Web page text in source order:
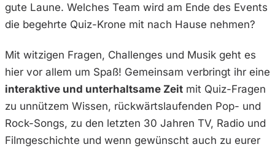
gute Laune. Welches Team wird am Ende des Events
die begehrte Quiz-Krone mit nach Hause nehmen?
Mit witzigen Fragen, Challenges und Musik geht es
hier vor allem um Spaß! Gemeinsam verbringt ihr eine
interaktive und unterhaltsame Zeit mit Quiz-Fragen
zu unnützem Wissen, rückwärtslaufenden Pop- und
Rock-Songs, zu den letzten 30 Jahren TV, Radio und
Filmgeschichte und wenn gewünscht auch zu eurer